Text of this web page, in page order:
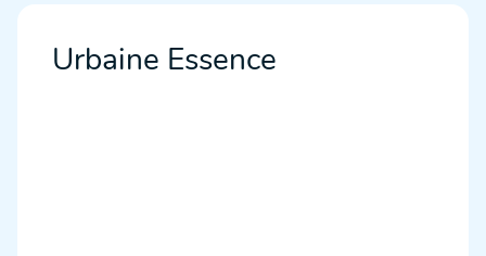
Urbaine Essence